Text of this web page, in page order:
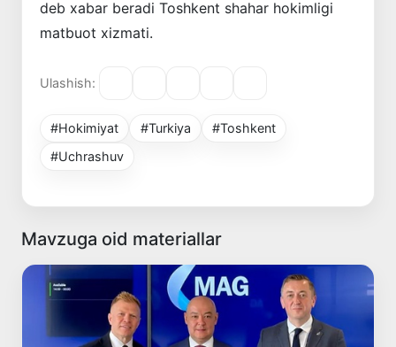
deb xabar beradi Toshkent shahar hokimligi
matbuot xizmati.
Ulashish:
#Hokimiyat #Turkiya
#Toshkent
#Uchrashuv
Mavzuga oid materiallar